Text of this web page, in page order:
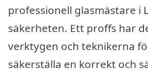
professionell glasmästare i
säkerheten. Ett proffs har
verktygen och teknikerna
säkerställa en korrekt och